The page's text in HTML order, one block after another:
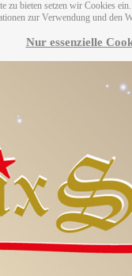
zu bieten setzen wir Cookies
zur Verwendung und den
Nur essenzielle